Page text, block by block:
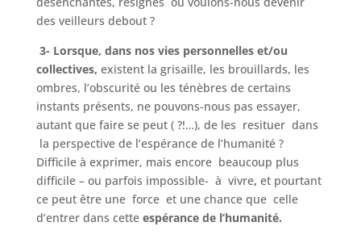
des veilleurs debout ?
3- Lorsque, dans nos vies personnelles et/ou
collectives, existent la grisaille, les brouillards, les
ombres, l’obscurité ou les ténèbres de certains
instants présents, ne pouvons-nous pas essayer,
autant que faire se peut ( ?!…), de les resituer dans
la perspective de l’espérance de l’humanité ?
Difficile à exprimer, mais encore beaucoup plus
difficile – ou parfois impossible- à vivre, et pourtant
ce peut être une force et une chance que celle
d’entrer dans cette espérance de l’humanité.